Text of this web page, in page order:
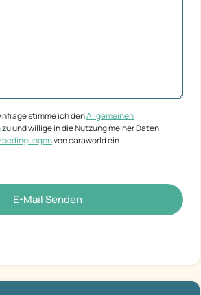
stimme ich denAllgemeinen
zu und willige in die Nutzung meiner Daten
von caraworld ein
E-Mail Senden